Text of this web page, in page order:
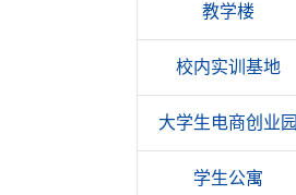
教学楼
校内实训基地
大学生电商创业园
学生公寓